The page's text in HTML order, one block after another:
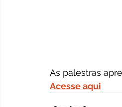
As palestras
Acesse aqui